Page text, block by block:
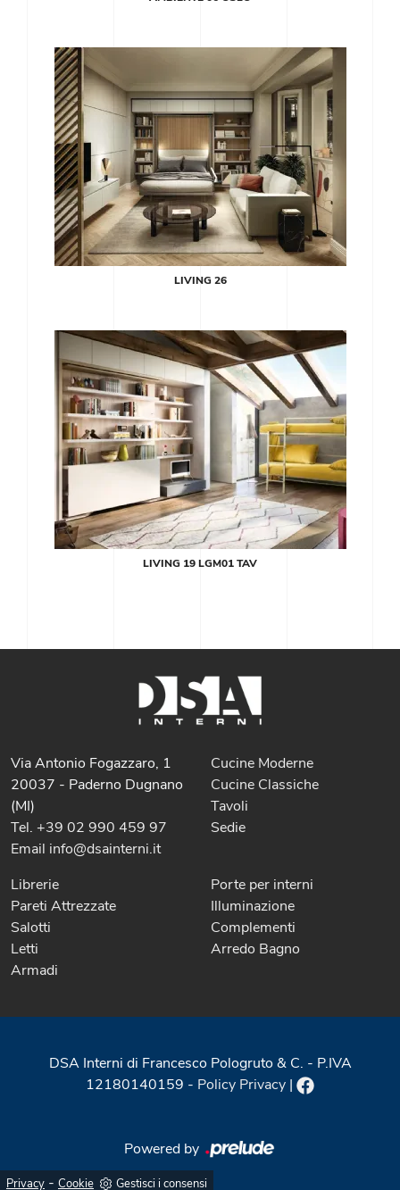
LIVING 26
LIVING 19 LGM01 TAV
Via Antonio Fogazzaro, 1
20037 - Paderno Dugnano
(MI)
Tel. +39 02 990 459 97
Email info@dsainterni.it
Cucine Moderne
Cucine Classiche
Tavoli
Sedie
Librerie
Pareti Attrezzate
Salotti
Letti
Armadi
Porte per interni
Illuminazione
Complementi
Arredo Bagno
DSA Interni di Francesco Pologruto & C. - P.IVA
12180140159 - Policy Privacy |
Powered by
Privacy - Cookie Gestisci i consensi